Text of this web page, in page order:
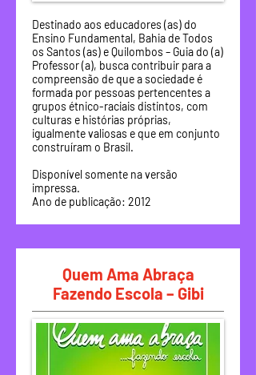
Destinado aos educadores (as) do
Ensino Fundamental, Bahia de Todos
os Santos (as) e Quilombos – Guia do (a)
Professor (a), busca contribuir para a
compreensão de que a sociedade é
formada por pessoas pertencentes a
grupos étnico-raciais distintos, com
culturas e histórias próprias,
igualmente valiosas e que em conjunto
construíram o Brasil.
Disponível somente na versão
impressa.
Ano de publicação: 2012
Quem Ama Abraça
Fazendo Escola – Gibi